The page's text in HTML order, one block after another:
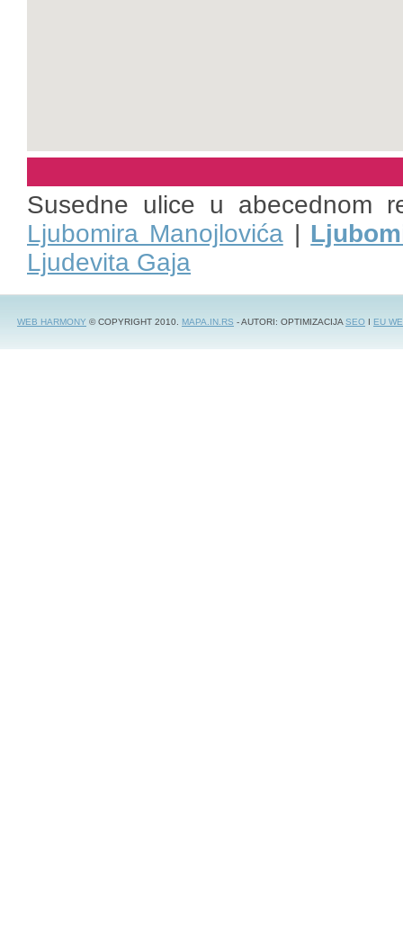
Susedne ulice u abecednom
Ljubomira Manojlovića|
Ljudevita Gaja
WEB HARMONY © COPYRIGHT 2010. MAPA.IN.RS - AUTORI: OPTIMIZACIJASEO I EU